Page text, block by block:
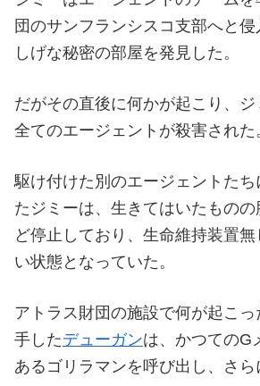
団のサンフランシスコ支部へと
しげな秘密の部屋を発見した。
だがその直後に何かが起こり、ジ
全てのエージェントが殺害された
駆け付けた別のエージェントた
たジミーは、生きてはいたもの
ど停止しており、生命維持装置
い状態となっていた。
アトラス財団の施設で何が起こ
手したデューガンは、かつてのG
あるゴリラマンを呼び出し、さ